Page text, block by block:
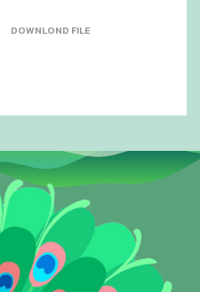
DOWNLOND FILE